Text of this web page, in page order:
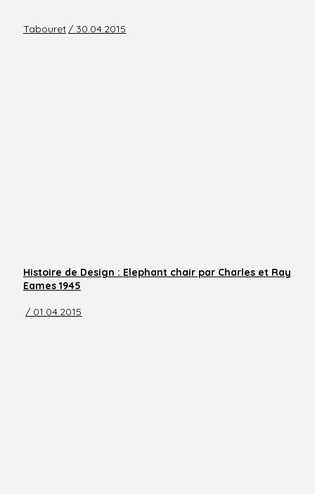
Tabouret / 30.04.2015
Histoire de Design : Elephant chair par Charles et Ray
Eames 1945
/ 01.04.2015